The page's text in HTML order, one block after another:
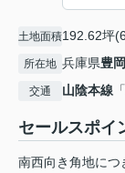
土地面積192.62坪
所在地 兵庫県豊
交通 山陰本線 「
セールスポイ
南西向き角地につ